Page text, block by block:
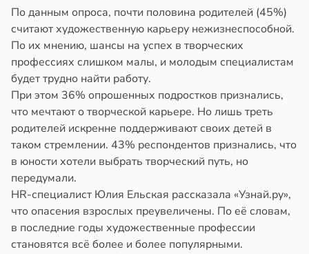
в21:42
По данным опроса, почти половина родителей (45%)
считают художественную карьеру нежизнеспособной.
По их мнению, шансы на успех в творческих
профессиях слишком малы, и молодым специалистам
будет трудно найти работу.
При этом 36% опрошенных подростков признались,
что мечтают о творческой карьере. Но лишь треть
родителей искренне поддерживают своих детей в
таком стремлении. 43% респондентов признались, что
в юности хотели выбрать творческий путь, но
передумали.
HR-специалист Юлия Ельская рассказала «Узнай.ру»,
что опасения взрослых преувеличены. По её словам,
в последние годы художественные профессии
становятся всё более и более популярными.
19:22